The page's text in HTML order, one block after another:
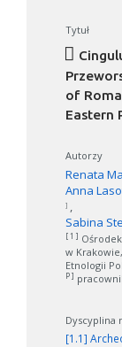
Tytuł
of
Eastern
Autorzy
Renata
Anna
]
Sabina
[ 1 ]
w
Etnologii
P ]
Dyscyplina
[1.1]